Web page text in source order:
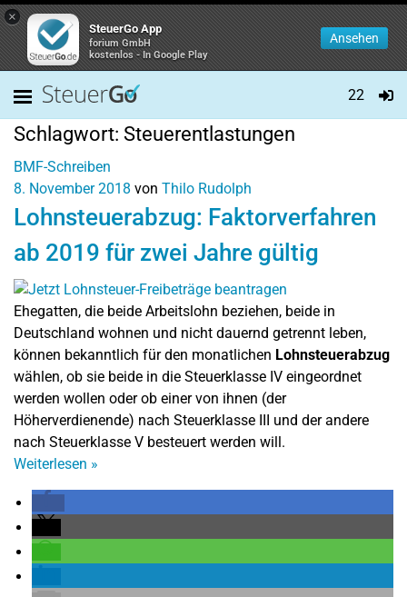
×
SteuerGo App
forium GmbH
kostenlos - In Google Play
Ansehen
22
Schlagwort: Steuerentlastungen
BMF-Schreiben
8. November 2018 von Thilo Rudolph
Lohnsteuerabzug: Faktorverfahren
ab 2019 für zwei Jahre gültig
Ehegatten, die beide Arbeitslohn beziehen, beide in
Deutschland wohnen und nicht dauernd getrennt leben,
können bekanntlich für den monatlichen Lohnsteuerabzug
wählen, ob sie beide in die Steuerklasse IV eingeordnet
werden wollen oder ob einer von ihnen (der
Höherverdienende) nach Steuerklasse III und der andere
nach Steuerklasse V besteuert werden will.
Weiterlesen »